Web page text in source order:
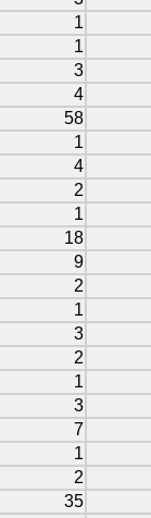
1
1
3
4
58
1
4
2
1
18
9
2
1
3
2
1
3
7
1
2
35